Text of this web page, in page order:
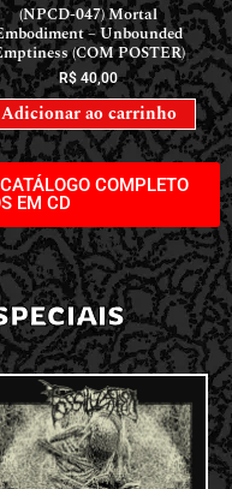
(NPCD-047) Mortal
– Unbounded
(COM POSTER)
R$ 40,00
Adicionar ao carrinho
COMPLETO
EM CD